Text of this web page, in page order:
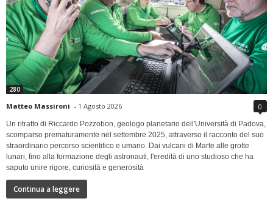
280
Matteo Massironi - 1 Agosto 2026 0
Un ritratto di Riccardo Pozzobon, geologo planetario dell'Università di Padova,
scomparso prematuramente nel settembre 2025, attraverso il racconto del suo
straordinario percorso scientifico e umano. Dai vulcani di Marte alle grotte
lunari, fino alla formazione degli astronauti, l'eredità di uno studioso che ha
saputo unire rigore, curiosità e generosità
Continua a leggere